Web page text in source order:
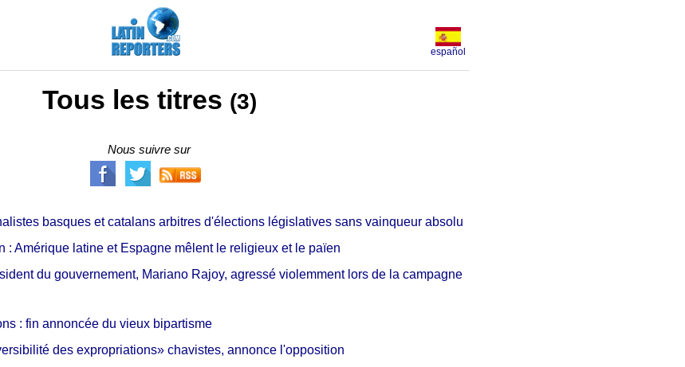
español
Tous les titres (3)
Nous suivre sur
basques et catalans arbitres d'élections législatives sans vainqueur absolu
: Amérique latine et Espagne mêlent le religieux et le païen
du gouvernement, Mariano Rajoy, agressé violemment lors de la campagne
: fin annoncée du vieux bipartisme
des expropriations» chavistes, annonce l'opposition